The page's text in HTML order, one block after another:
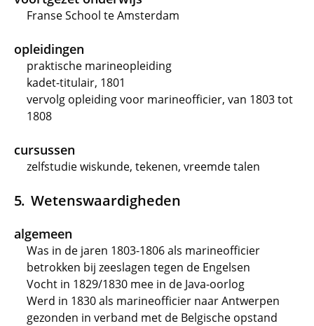
Franse School te Amsterdam
opleidingen
praktische marineopleiding
kadet-titulair, 1801
vervolg opleiding voor marineofficier, van 1803 tot
1808
cursussen
zelfstudie wiskunde, tekenen, vreemde talen
Wetenswaardigheden
algemeen
Was in de jaren 1803-1806 als marineofficier
betrokken bij zeeslagen tegen de Engelsen
Vocht in 1829/1830 mee in de Java-oorlog
Werd in 1830 als marineofficier naar Antwerpen
gezonden in verband met de Belgische opstand